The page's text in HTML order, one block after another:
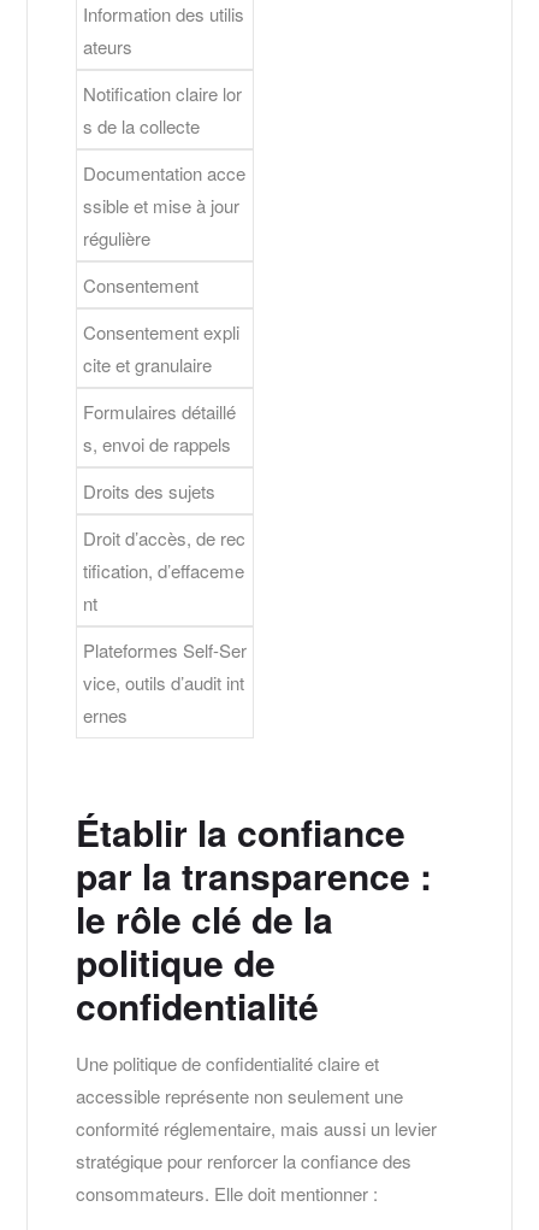
Information des utilis
ateurs
Notification claire lor
s de la collecte
Documentation acce
ssible et mise à jour
régulière
Consentement
Consentement expli
cite et granulaire
Formulaires détaillé
s, envoi de rappels
Droits des sujets
Droit d’accès, de rec
tification, d’effaceme
nt
Plateformes Self-Ser
vice, outils d’audit int
ernes
Établir la confiance
par la transparence :
le rôle clé de la
politique de
confidentialité
Une politique de confidentialité claire et
accessible représente non seulement une
conformité réglementaire, mais aussi un levier
stratégique pour renforcer la confiance des
consommateurs. Elle doit mentionner :